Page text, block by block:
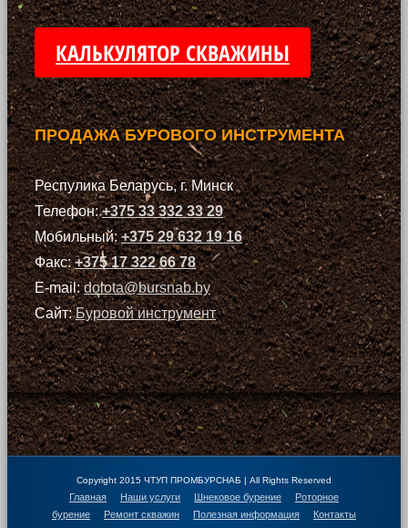
КАЛЬКУЛЯТОР СКВАЖИНЫ
ПРОДАЖА БУРОВОГО ИНСТРУМЕНТА
Респулика Беларусь, г. Минск
Телефон:+375 33 332 33 29
Мобильный:+375 29 632 19 16
Факс:+375 17 322 66 78
E-mail:dolota@bursnab.by
Сайт:Буровой инструмент
Copyright 2015 ЧТУП ПРОМБУРСНАБ | All Rights Reserved
Главная Наши услуги Шнековое бурение
Роторное
бурение
Ремонт скважин Полезная информация Контакты